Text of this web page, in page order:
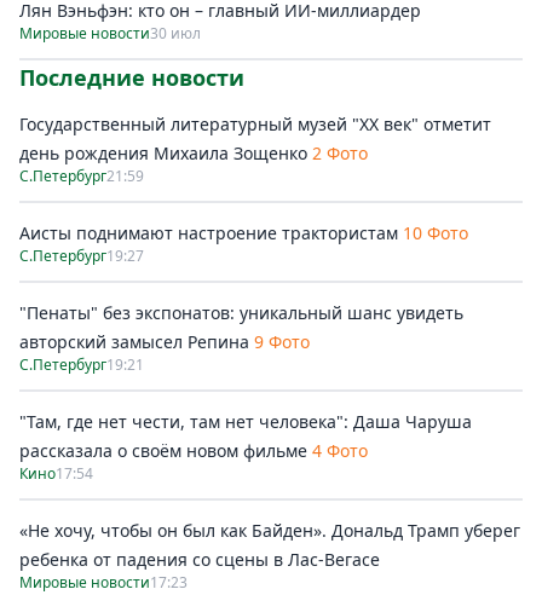
Лян Вэньфэн: кто он – главный ИИ-миллиардер
Мировые новости30 июл
Последние новости
Государственный литературный музей "ХХ век" отметит
день рождения Михаила Зощенко 2 Фото
С.Петербург21:59
Аисты поднимают настроение трактористам 10 Фото
С.Петербург19:27
"Пенаты" без экспонатов: уникальный шанс увидеть
авторский замысел Репина 9 Фото
С.Петербург19:21
"Там, где нет чести, там нет человека": Даша Чаруша
рассказала о своём новом фильме 4 Фото
Кино17:54
«Не хочу, чтобы он был как Байден». Дональд Трамп уберег
ребенка от падения со сцены в Лас-Вегасе
Мировые новости17:23